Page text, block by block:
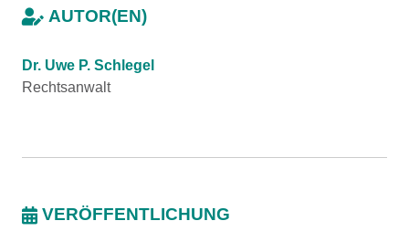
AUTOR(EN)
Dr. Uwe P. Schlegel
Rechtsanwalt
VERÖFFENTLICHUNG